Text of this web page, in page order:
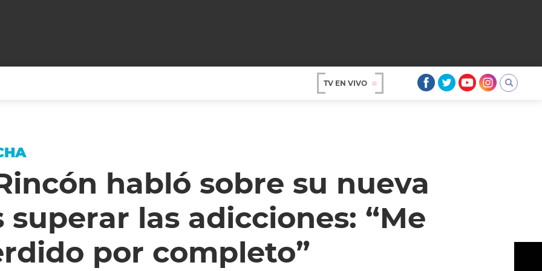
ARGENTINA
UN CAMBIO
ENTROMETIDOS EN LA TELE
MODO FONTEVECCHIA
PERIODISMO PURO
REPERFILAR
FIESTAS ARGENTINAS
BELLEZA FASHION
FULL FACE TV
DESAFÍO 10 AÑOS MENOS
AGENDA CORPORATIVA
TV EN VIVO
habló sobre su nueva
las adicciones: “Me
por completo”